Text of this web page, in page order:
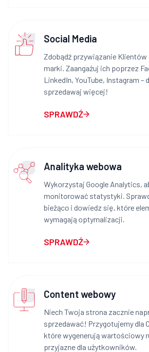
Social Media
Zdobądź przywiązanie Klientów
marki. Zaangażuj ich poprzez
LinkedIn, YouTube, Instagram –
sprzedawaj więcej!
SPRAWDŹ
Analityka webowa
Wykorzystaj Google Analytics,
monitorować statystyki.
bieżąco i dowiedz się, które
wymagają optymalizacji.
SPRAWDŹ
Content webowy
Niech Twoja strona zacznie
sprzedawać! Przygotujemy dla
które wygenerują wartościowy
przyjazne dla użytkowników.